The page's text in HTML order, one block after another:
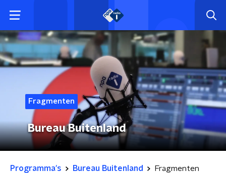
Fragmenten
Bureau Buitenland
Programma's Bureau Buitenland Fragmenten